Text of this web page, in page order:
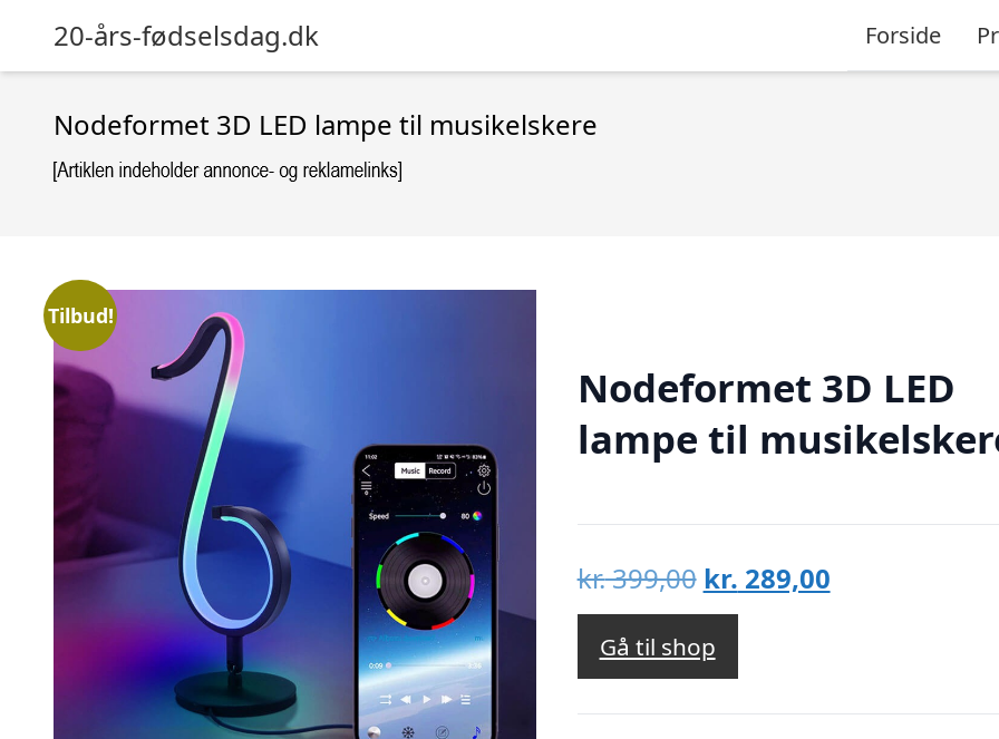
20-års-fødselsdag.dk Forside
Nodeformet 3D LED lampe til musikelskere
Tilbud!
Nodeformet 3D LED
lampe til
kr.399,00 Den
oprindelige
pris
var:
kr. 399,00.
kr. 289,00Den
kr. 289,00.
Gå til shop